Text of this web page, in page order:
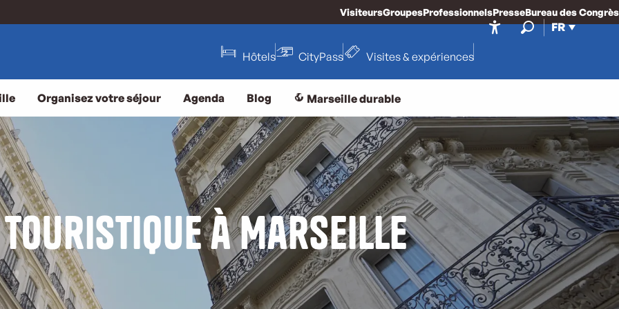
FR
VisiteursGroupesProfessionnelsPresseBureau des Congrès
Hôtels CityPass Visites & expériences
Organisez votre séjour Agenda Blog Marseille durable
à Marseille